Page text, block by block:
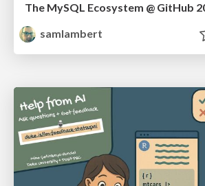
The MySQL Ecosystem @ GitHub
samlambert